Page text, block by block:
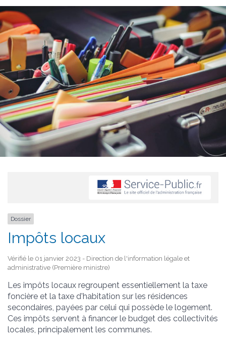
Dossier
Impôts locaux
Vérifié le 01 janvier 2023 - Direction de l'information légale et
administrative (Première ministre)
Les impôts locaux regroupent essentiellement la taxe
foncière et la taxe d'habitation sur les résidences
secondaires, payées par celui qui possède le logement.
Ces impôts servent à financer le budget des collectivités
locales, principalement les communes.